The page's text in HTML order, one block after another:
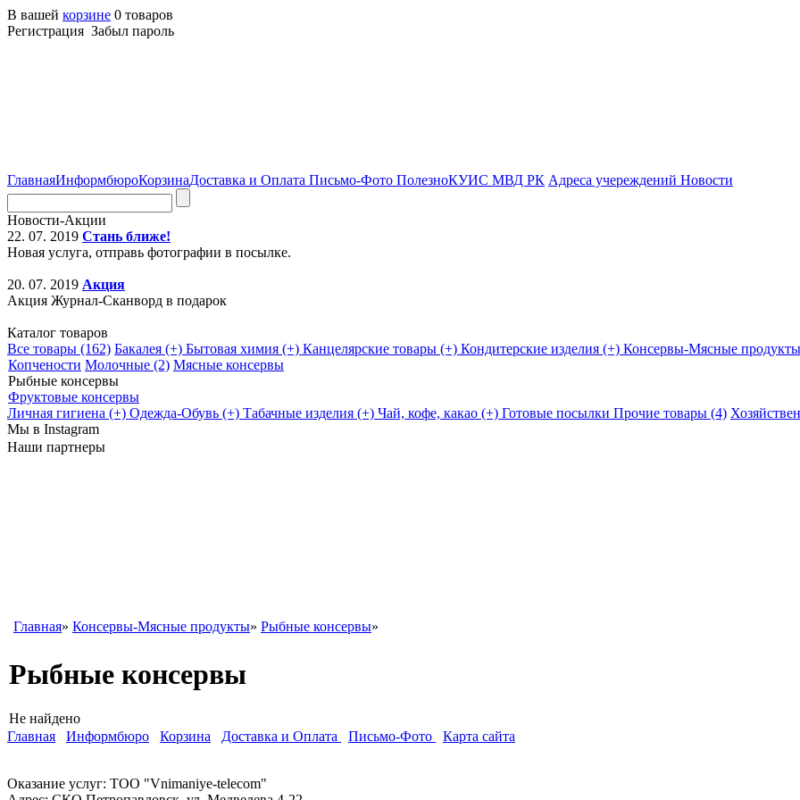
В вашей корзине 0 товаров
Регистрация Забыл пароль
ГлавнаяИнформбюроКорзинаДоставка и Оплата Письмо-Фото ПолезноКУИС МВД РК Адреса учереждений Новости
Новости-Акции
22. 07. 2019 Стань ближе!
Новая услуга, отправь фотографии в посылке.
20. 07. 2019 Акция
Акция Журнал-Сканворд в подарок
Каталог товаров
Все товары (162) Бакалея (+) Бытовая химия (+) Канцелярские товары (+) Кондитерские изделия (+) Консервы-Мясные
Копчености Молочные (2) Мясные консервы
Рыбные консервы
Фруктовые консервы
Личная гигиена (+) Одежда-Обувь (+) Табачные изделия (+) Чай, кофе, какао (+) Готовые посылки Прочие товары (4)
Мы в Instagram
Наши партнеры
Главная» Консервы-Мясные продукты» Рыбные консервы»
Рыбные консервы
Не найдено
Главная
Информбюро Корзина Доставка и Оплата Письмо-Фото Карта сайта
Оказание услуг: ТОО "Vnimaniye-telecom"